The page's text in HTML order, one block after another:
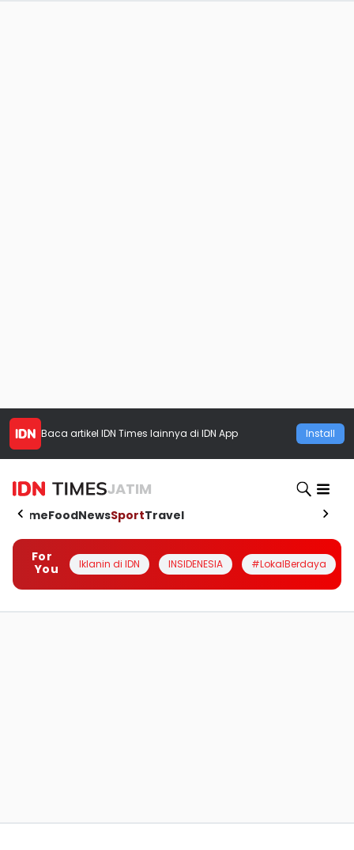
Baca artikel IDN Times lainnya di IDN App Install
JATIM
HomeFoodNewsSportTravel
For
You
Iklanin di IDN INSIDENESIA #LokalBerdaya